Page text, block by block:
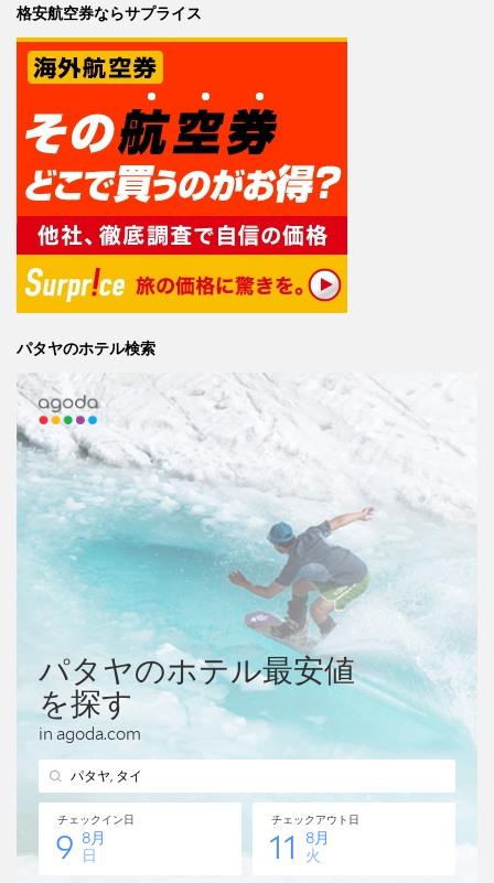
格安航空券ならサプライス
パタヤのホテル検索